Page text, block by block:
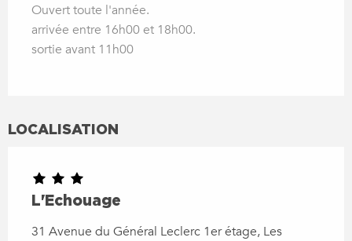
Ouvert toute l'année.
arrivée entre 16h00 et 18h00.
sortie avant 11h00
LOCALISATION
L'Echouage
31 Avenue du Général Leclerc 1er étage, Les